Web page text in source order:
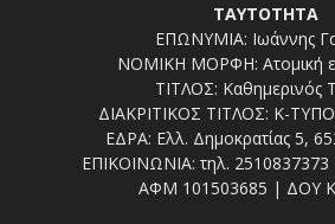
ΤΑΥΤΟΤΗΤΑ
ΕΠΩΝΥΜΙΑ: Ιωάννης
ΝΟΜΙΚΗ ΜΟΡΦΗ: Ατομική
ΤΙΤΛΟΣ: Καθημερινός
ΔΙΑΚΡΙΤΙΚΟΣ ΤΙΤΛΟΣ: Κ-
ΕΔΡΑ: Ελλ. Δημοκρατίας 5,
ΕΠΙΚΟΙΝΩΝΙΑ: τηλ.
ΑΦΜ 101503685 | ΔΟΥ